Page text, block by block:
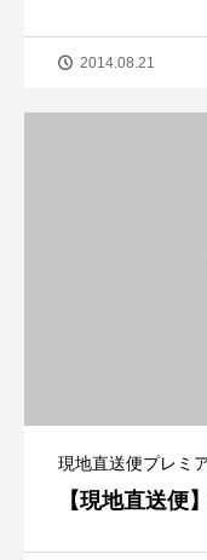
2014.08.21
現地直送便プレミ
【現地直送便